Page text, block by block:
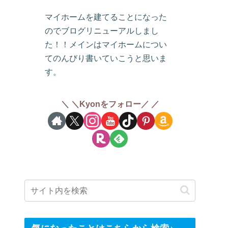
マイホームを建てることになった
のでブログリニューアルしまし
た！！メインはマイホームについ
てのんびり書いていこうと思いま
す。
＼Kyonをフォロー／